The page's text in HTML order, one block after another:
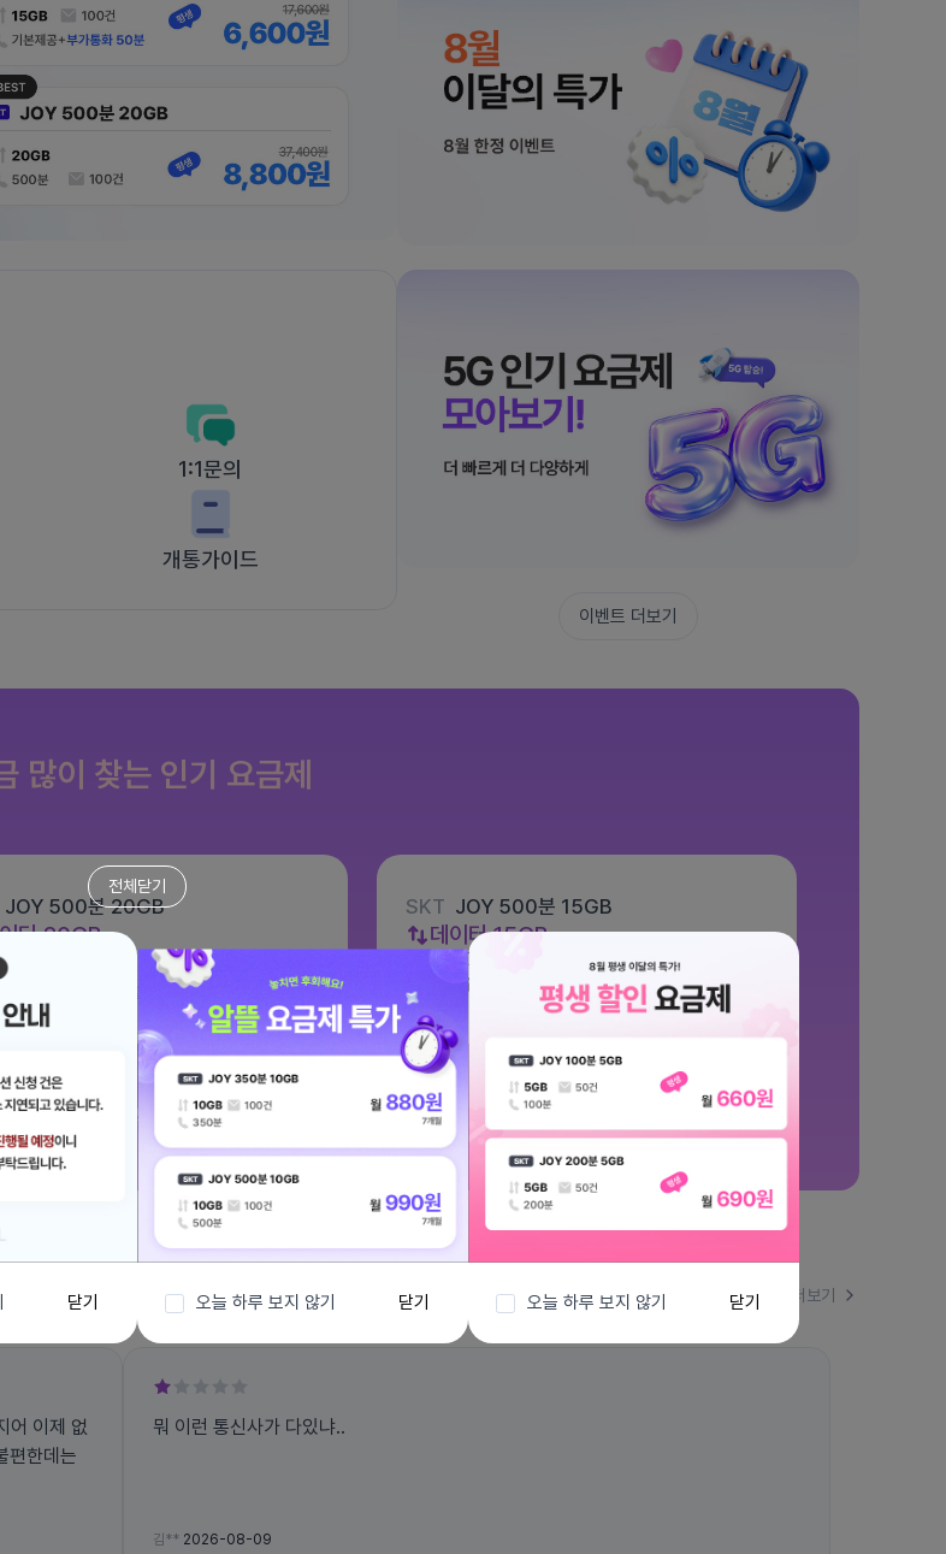
1:1문의
개통가이드
이벤트 더보기
많이 찾는 인기 요금제
JOY 500분 20GB
터20GB
분
원 / 평생할인
SKT JOY 500분 15GB
데이터15GB
통화 500분
월 7,700원 / 평생할인
전체보기
더보기
어 이제 없
편한데는
뭐 이런 통신사가 다있냐..
김** 2026-08-09
전체닫기
닫기 오늘 하루 보지 않기 닫기 오늘 하루 보지 않기 닫기